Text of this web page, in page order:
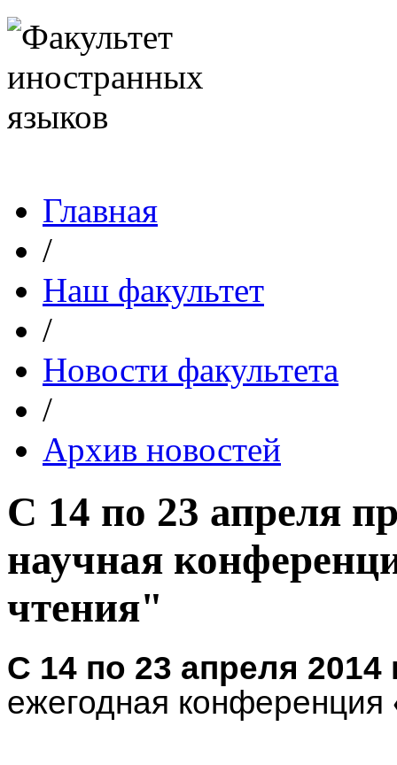
Главная
/
Наш факультет
/
Новости факультета
/
Архив новостей
С 14 по 23 апреля
научная
чтения"
С 14 по 23 апреля 2014
ежегодная конференция